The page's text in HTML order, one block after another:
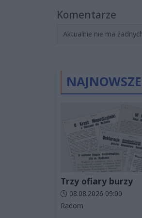
Komentarze
Aktualnie nie ma
Trzy ofiary burzy
Data dodania artykułu:
08.08.2026 09:00
Kategorie artykułu:
Radom